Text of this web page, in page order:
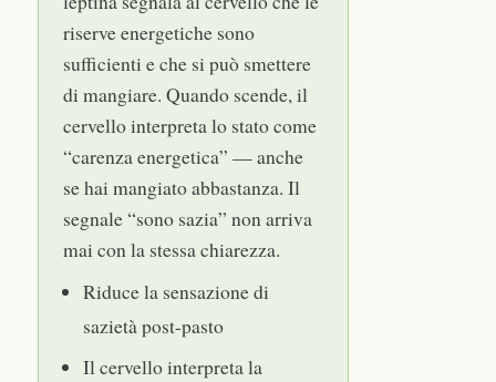
riserve energetiche sono
sufficienti e che si può smettere
di mangiare. Quando scende, il
cervello interpreta lo stato come
“carenza energetica” — anche
se hai mangiato abbastanza. Il
segnale “sono sazia” non arriva
mai con la stessa chiarezza.
Riduce la sensazione di
sazietà post-pasto
Il cervello interpreta la